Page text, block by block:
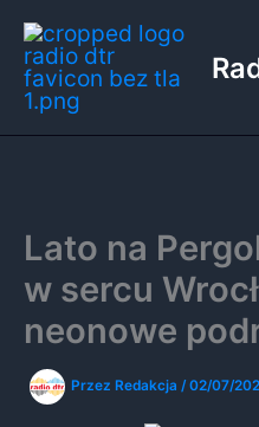
Przejdź
do
treści
Lato na
w sercu
neonowe
Przez Redakcja /02/07/